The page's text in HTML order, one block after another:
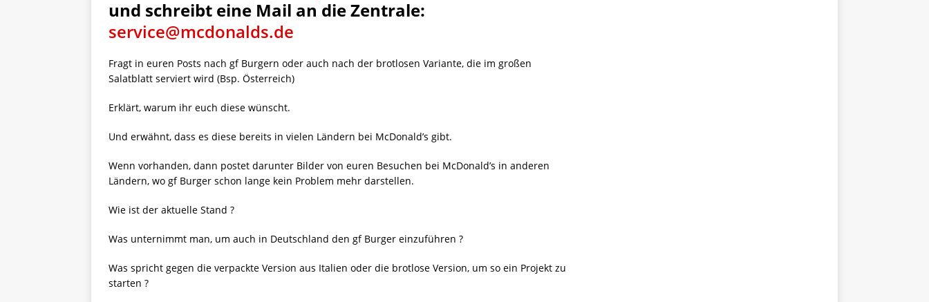
und schreibt eine Mail an die Zentrale:
service@mcdonalds.de
Fragt in euren Posts nach gf Burgern oder auch nach der brotlosen Variante, die im großen
Salatblatt serviert wird (Bsp. Österreich)
Erklärt, warum ihr euch diese wünscht.
Und erwähnt, dass es diese bereits in vielen Ländern bei McDonald’s gibt.
Wenn vorhanden, dann postet darunter Bilder von euren Besuchen bei McDonald’s in anderen
Ländern, wo gf Burger schon lange kein Problem mehr darstellen.
Wie ist der aktuelle Stand ?
Was unternimmt man, um auch in Deutschland den gf Burger einzuführen ?
Was spricht gegen die verpackte Version aus Italien oder die brotlose Version, um so ein Projekt zu
starten ?